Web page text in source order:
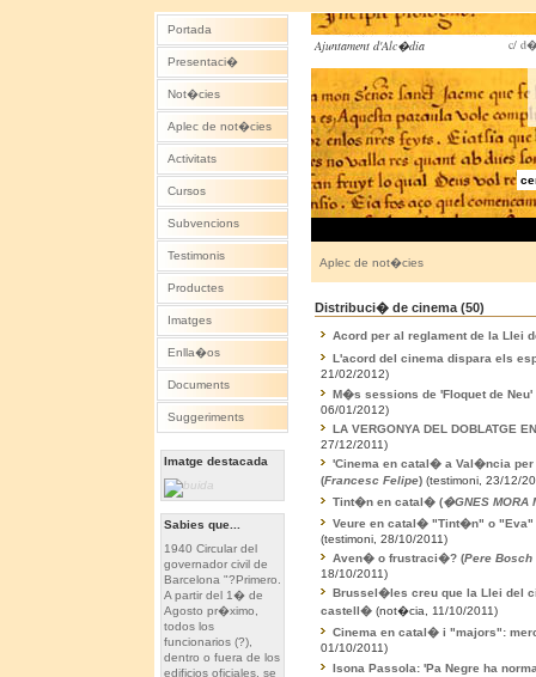
Portada
Presentaci�
Not�cies
Aplec de not�cies
Activitats
Cursos
Subvencions
Testimonis
Productes
Imatges
Enlla�os
Documents
Suggeriments
Imatge destacada
Sabies que...
1940 Circular del
governador civil de
Barcelona "?Primero.
A partir del 1� de
Agosto pr�ximo,
todos los
funcionarios (?),
dentro o fuera de los
edificios oficiales, se
Ajuntament d'Alc�dia c/
Aplec de not�cies
Distribuci� de cinema (50)
Acord per al reglament de la Llei
L'acord del cinema dispara els
21/02/2012)
M�s sessions de 'Floquet de
06/01/2012)
LA VERGONYA DEL DOBLATGE
27/12/2011)
'Cinema en catal� a Val�ncia
(Francesc Felipe) (testimoni, 23/12/
Tint�n en catal� (�GNES MORA
Veure en catal� "Tint�n" o "Eva"
(testimoni, 28/10/2011)
Aven� o frustraci�? (Pere Bosch
18/10/2011)
Brussel�les creu que la Llei del
castell� (not�cia, 11/10/2011)
Cinema en catal� i "majors":
01/10/2011)
Isona Passola: 'Pa Negre ha